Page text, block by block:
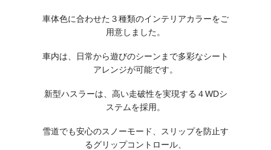
車体色に合わせた３種類のインテリアカラーをご
用意しました。
車内は、日常から遊びのシーンまで多彩なシート
アレンジが可能です。
新型ハスラーは、高い走破性を実現する４WDシ
ステムを採用。
雪道でも安心のスノーモード、スリップを防止す
るグリップコントロール、